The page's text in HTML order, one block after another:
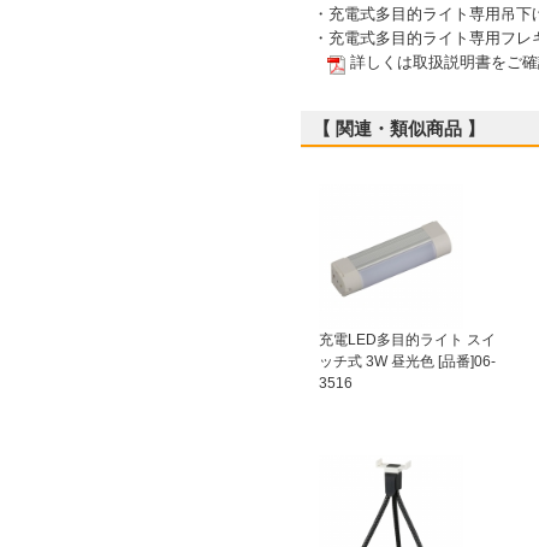
・充電式多目的ライト専用吊
・充電式多目的ライト専用フ
詳しくは取扱説明書をご
【 関連・類似商品 】
充電LED多目的ライト スイ
ッチ式 3W 昼光色 [品番]06-
3516